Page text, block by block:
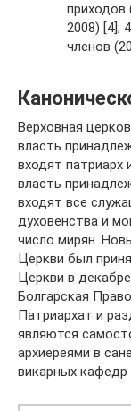
приходов
2008) [4];
членов
Верховная
власть
входят патриарх
власть
входят все
духовенства и
число мирян.
Церкви был
Церкви в
Болгарская
Патриархат и
являются
архиереями в
викарных кафедр